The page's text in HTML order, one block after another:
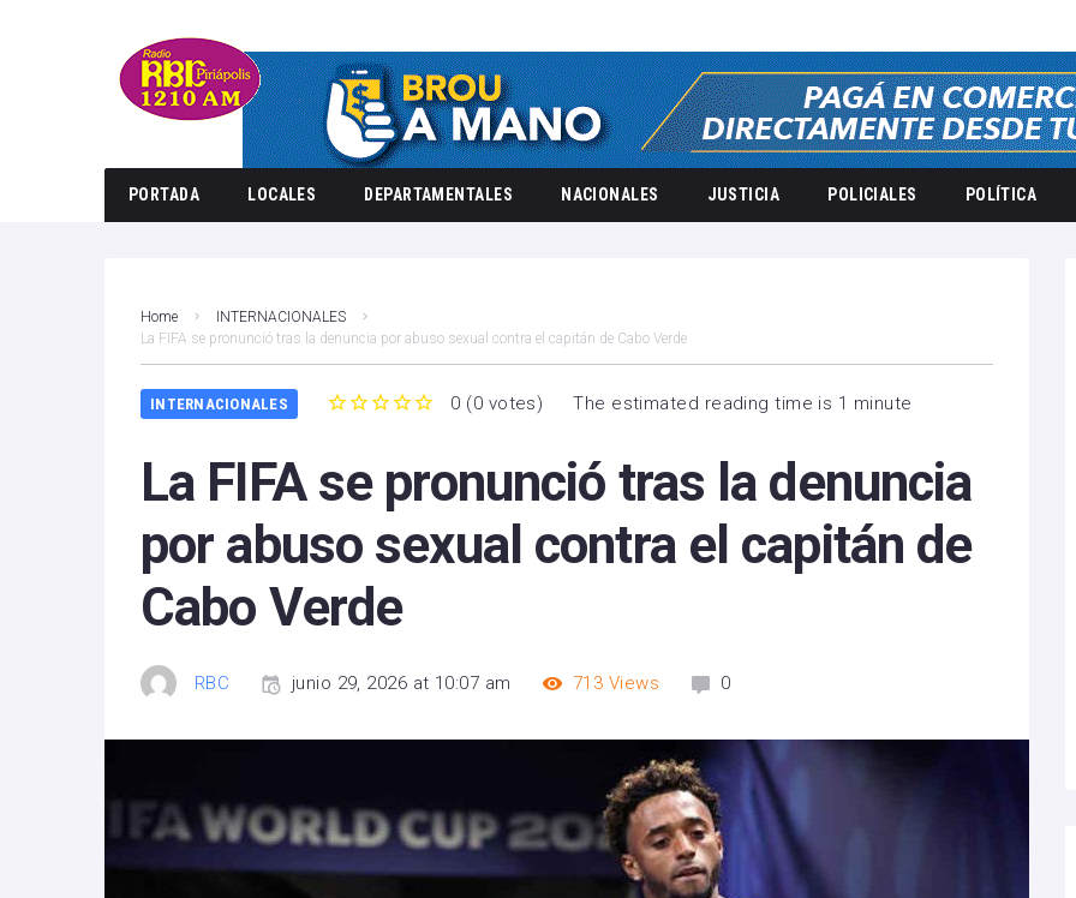
PORTADA LOCALES DEPARTAMENTALES NACIONALES JUSTICIA POLICIALES POLÍTICA
Home
INTERNACIONALES
La FIFA se pronunció tras la denuncia por abuso sexual contra el capitán de Cabo Verde
INTERNACIONALES 0 (0 votes) The estimated reading time is 1 minute
La FIFA se pronunció tras la denuncia
por abuso sexual contra el capitán de
Cabo Verde
RBC junio 29, 2026 at 10:07 am 713 Views 0